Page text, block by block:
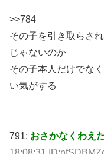
>>784
その子を引き取らさ
じゃないのか
その子本人だけでな
い気がする
791: おさかなくわえ